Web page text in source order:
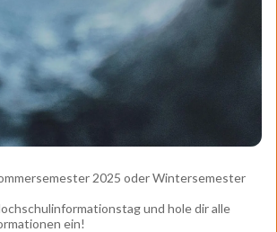
2025 oder Wintersemester
und hole dir alle
ein!